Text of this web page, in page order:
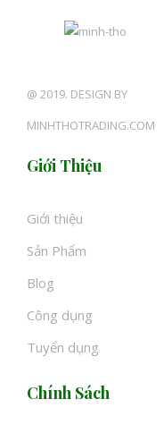
@ 2019. DESIGN BY
MINHTHOTRADING.COM
Giới Thiệu
Giới thiệu
Sản Phẩm
Blog
Công dụng
Tuyển dụng
Chính Sách